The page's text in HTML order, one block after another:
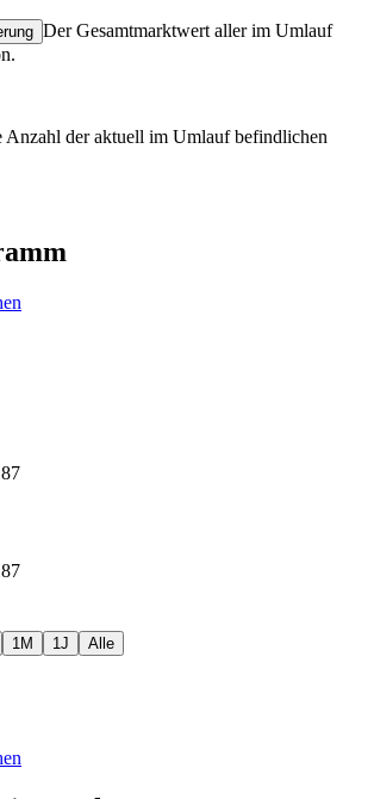
Der Gesamtmarktwert aller im Umlauf
Anzahl der aktuell im Umlauf befindlichen
1M 1J Alle